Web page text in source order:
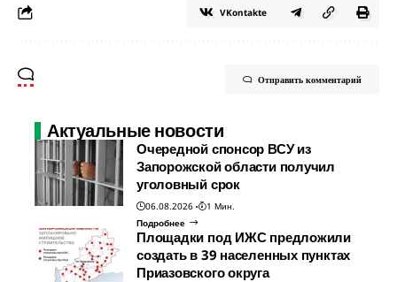
VKontakte
Отправить комментарий
Актуальные новости
Очередной спонсор ВСУ из
Запорожской области получил
уголовный срок
06.08.2026
1 Мин.
Подробнее
Площадки под ИЖС предложили
создать в 39 населенных пунктах
Приазовского округа